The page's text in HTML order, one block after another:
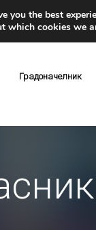
Градоначелник
you the best
which cookies we